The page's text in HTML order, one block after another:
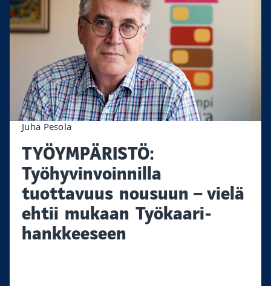
Juha Pesola
TYÖYMPÄRISTÖ:
Työhyvinvoinnilla
tuottavuus nousuun – vielä
ehtii mukaan Työkaari-
hankkeeseen